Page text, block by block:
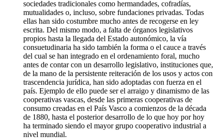
sociedades tradicionales como hermandades, cofradías,
mutualidades o, incluso, sobre fundaciones privadas. Todas
ellas han sido costumbre mucho antes de recogerse en ley
escrita. Del mismo modo, a falta de órganos legislativos
propios hasta la llegada del Estado autonómico, la vía
consuetudinaria ha sido también la forma o el cauce a través
del cual se han integrado en el ordenamiento foral, mucho
antes de contar con un desarrollo legislativo, instituciones que,
de la mano de la persistente reiteración de los usos y actos con
trascendencia jurídica, han sido adoptadas con fuerza en el
país. Ejemplo de ello puede ser el arraigo y dinamismo de las
cooperativas vascas, desde las primeras cooperativas de
consumo creadas en el País Vasco a comienzos de la década
de 1880, hasta el posterior desarrollo de lo que hoy por hoy
ha terminado siendo el mayor grupo cooperativo industrial a
nivel mundial.